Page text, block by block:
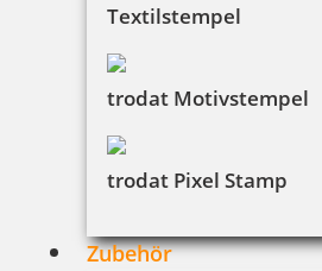
Textilstempel
trodat Motivstempel
trodat Pixel Stamp
Zubehör